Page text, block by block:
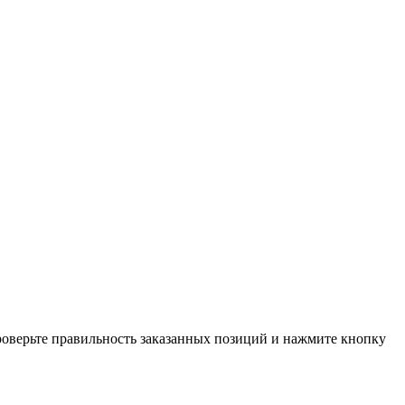
правильность заказанных позиций и нажмите кнопку